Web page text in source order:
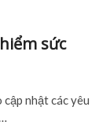
sức
nhật các yêu